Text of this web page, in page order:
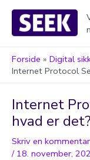
indholdet
Forside
Digital
Internet Protocol
Internet
hvad er det?
Skriv en kommentar
/ 18. november,